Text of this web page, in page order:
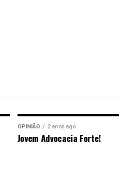
OPINIÃO 2 anos ago
Jovem Advocacia Forte!